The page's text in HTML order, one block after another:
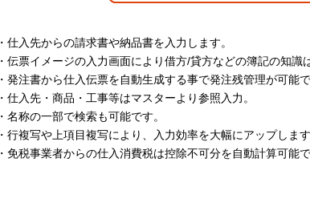
・仕入先からの請求書や納品書を入力します。
・伝票イメージの入力画面により借方/貸方などの簿記の知識
・発注書から仕入伝票を自動生成する事で発注残管理が可能で
・仕入先・商品・工事等はマスターより参照入力。
・名称の一部で検索も可能です。
・行複写や上項目複写により、入力効率を大幅にアップします
・免税事業者からの仕入消費税は控除不可分を自動計算可能で